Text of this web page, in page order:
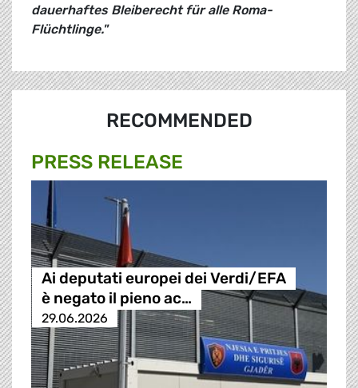
dauerhaftes Bleiberecht für alle Roma-
Flüchtlinge."
RECOMMENDED
PRESS RELEASE
Ai deputati europei dei Verdi/EFA
è negato il pieno ac…
29.06.2026